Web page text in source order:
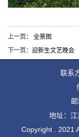
上一页：
全景图
下一页：迎新生文艺晚会
联系
地址：
Copyright . 2021